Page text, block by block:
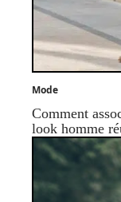
Mode
Comment
look homme